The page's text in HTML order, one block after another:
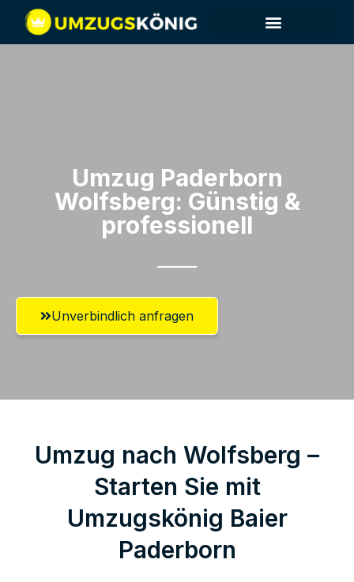
Umzug Paderborn​
Wolfsberg: Günstig &
professionell​
Unverbindlich anfragen
Umzug nach Wolfsberg –
Starten Sie mit
Umzugskönig Baier
Paderborn